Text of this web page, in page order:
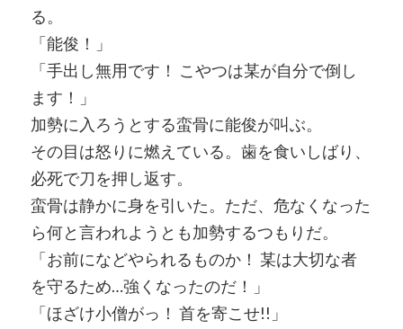
る。
「能俊！」
「手出し無用です！ こやつは某が自分で倒し
ます！」
加勢に入ろうとする蛮骨に能俊が叫ぶ。
その目は怒りに燃えている。歯を食いしばり、
必死で刀を押し返す。
蛮骨は静かに身を引いた。ただ、危なくなった
ら何と言われようとも加勢するつもりだ。
「お前になどやられるものか！ 某は大切な者
を守るため…強くなったのだ！」
「ほざけ小僧がっ！ 首を寄こせ!!」